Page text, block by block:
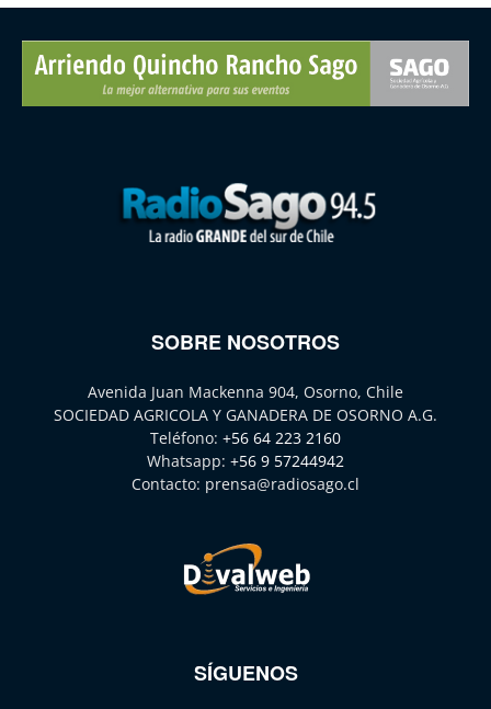
SOBRE NOSOTROS
Avenida Juan Mackenna 904, Osorno, Chile
SOCIEDAD AGRICOLA Y GANADERA DE OSORNO A.G.
Teléfono: +56 64 223 2160
Whatsapp: +56 9 57244942
Contacto: prensa@radiosago.cl
SÍGUENOS